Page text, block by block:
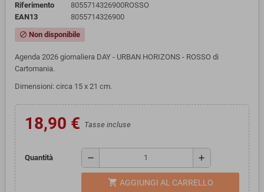
Riferimento
8055714326900ROSSO
EAN13
8055714326900
block Non disponibile
Agenda 2026 giornaliera DAY - URBAN HORIZONS - ROSSO di
Cartomania.
Dimensioni: circa 15 x 21 cm.
18,90 € Tasse incluse
Quantità remove add
shopping_cart AGGIUNGI AL CARRELLO